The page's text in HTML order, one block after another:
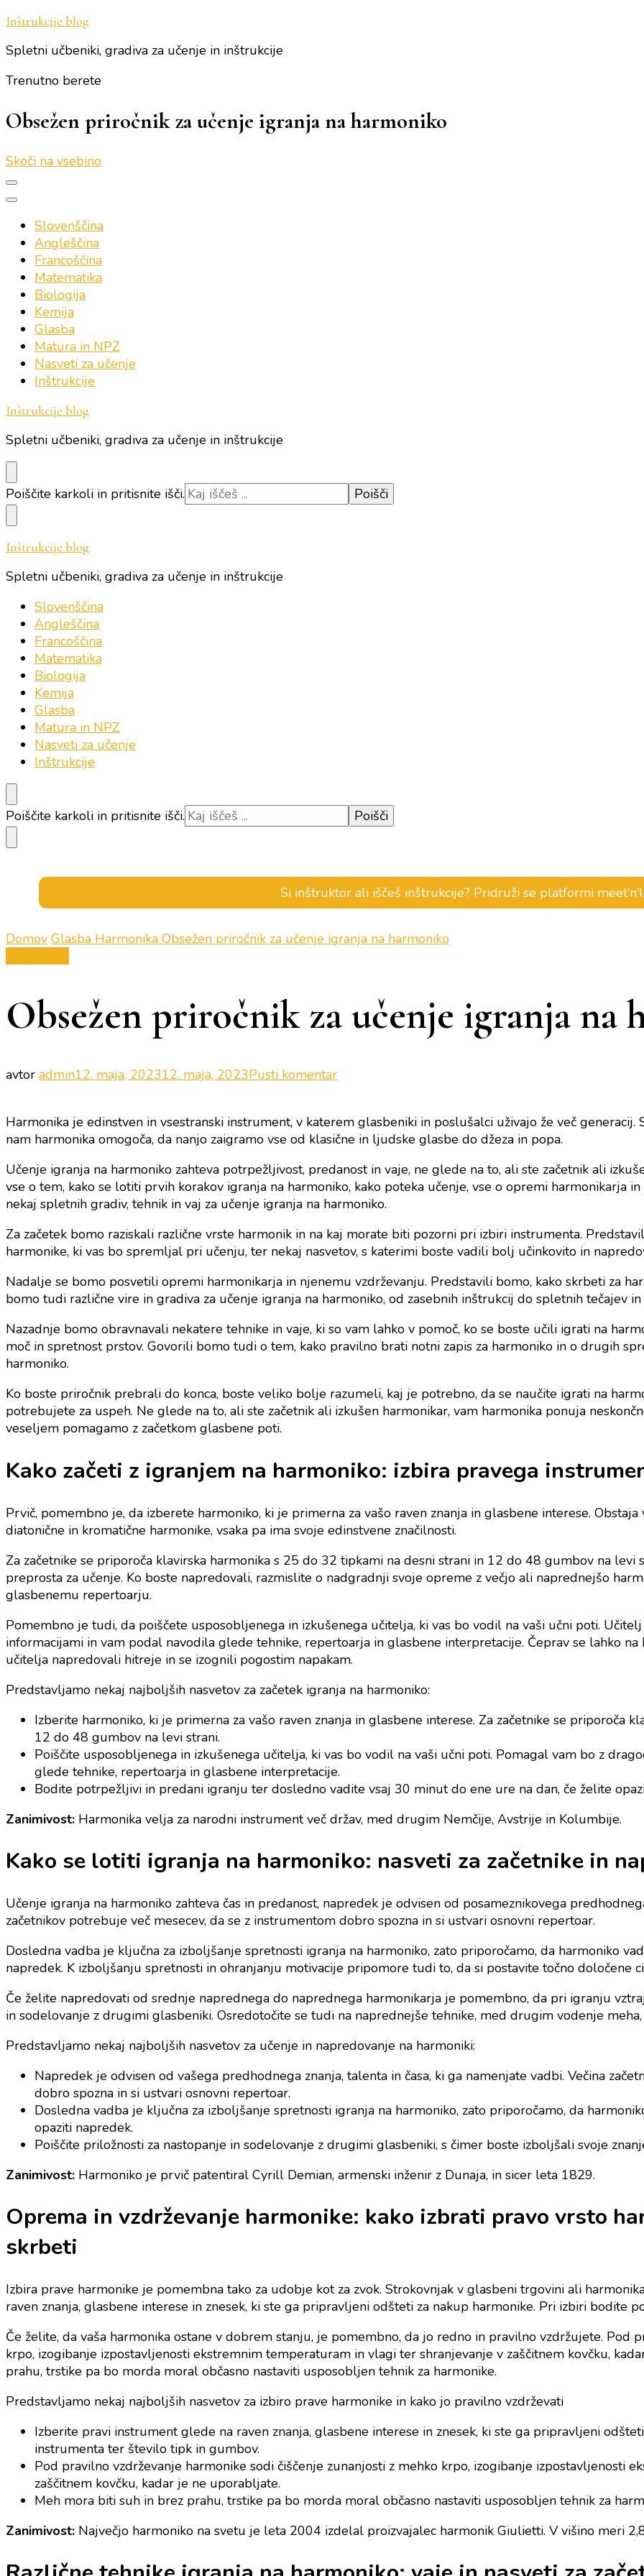
Inštrukcije blog
Spletni učbeniki, gradiva za učenje in inštrukcije
Trenutno berete
Obsežen priročnik za učenje igranja na harmoniko
Skoči na vsebino
Slovenščina
Angleščina
Francoščina
Matematika
Biologija
Kemija
Glasba
Matura in NPZ
Nasveti za učenje
Inštrukcije
Inštrukcije blog
Spletni učbeniki, gradiva za učenje in inštrukcije
Iščeš
kaj?
Poiščite karkoli in pritisnite išči.
Inštrukcije blog
Spletni učbeniki, gradiva za učenje in inštrukcije
Slovenščina
Angleščina
Francoščina
Matematika
Biologija
Kemija
Glasba
Matura in NPZ
Nasveti za učenje
Inštrukcije
Iščeš
kaj?
Poiščite karkoli in pritisnite išči.
Si inštruktor ali iščeš inštrukcije? Pridruži se platformi
Domov Glasba Harmonika Obsežen priročnik za učenje igranja na harmoniko
Obsežen priročnik za učenje igranja na
avtor admin12. maja, 202312. maja, 2023Pusti komentarna
za
učenje
igranja
na
harmoniko
Harmonika je edinstven in vsestranski instrument, v katerem glasbeniki in poslušalci uživajo že več
nam harmonika omogoča, da nanjo zaigramo vse od klasične in ljudske glasbe do džeza in popa.
Učenje igranja na harmoniko zahteva potrpežljivost, predanost in vaje, ne glede na to, ali ste začetnik ali
vse o tem, kako se lotiti prvih korakov igranja na harmoniko, kako poteka učenje, vse o opremi harmonikarja
nekaj spletnih gradiv, tehnik in vaj za učenje igranja na harmoniko.
Za začetek bomo raziskali različne vrste harmonik in na kaj morate biti pozorni pri izbiri instrumenta.
harmonike, ki vas bo spremljal pri učenju, ter nekaj nasvetov, s katerimi boste vadili bolj učinkovito in
Nadalje se bomo posvetili opremi harmonikarja in njenemu vzdrževanju. Predstavili bomo, kako skrbeti za
bomo tudi različne vire in gradiva za učenje igranja na harmoniko, od zasebnih inštrukcij do spletnih tečajev
Nazadnje bomo obravnavali nekatere tehnike in vaje, ki so vam lahko v pomoč, ko se boste učili igrati na
moč in spretnost prstov. Govorili bomo tudi o tem, kako pravilno brati notni zapis za harmoniko in o drugih
harmoniko.
Ko boste priročnik prebrali do konca, boste veliko bolje razumeli, kaj je potrebno, da se naučite igrati na
potrebujete za uspeh. Ne glede na to, ali ste začetnik ali izkušen harmonikar, vam harmonika ponuja
veseljem pomagamo z začetkom glasbene poti.
Kako začeti z igranjem na harmoniko: izbira pravega
Prvič, pomembno je, da izberete harmoniko, ki je primerna za vašo raven znanja in glasbene interese.
diatonične in kromatične harmonike, vsaka pa ima svoje edinstvene značilnosti.
Za začetnike se priporoča klavirska harmonika s 25 do 32 tipkami na desni strani in 12 do 48 gumbov na levi
preprosta za učenje. Ko boste napredovali, razmislite o nadgradnji svoje opreme z večjo ali naprednejšo
glasbenemu repertoarju.
Pomembno je tudi, da poiščete usposobljenega in izkušenega učitelja, ki vas bo vodil na vaši učni poti.
informacijami in vam podal navodila glede tehnike, repertoarja in glasbene interpretacije. Čeprav se lahko
učitelja napredovali hitreje in se izognili pogostim napakam.
Predstavljamo nekaj najboljših nasvetov za začetek igranja na harmoniko:
Izberite harmoniko, ki je primerna za vašo raven znanja in glasbene interese. Za začetnike se priporoča
12 do 48 gumbov na levi strani.
Poiščite usposobljenega in izkušenega učitelja, ki vas bo vodil na vaši učni poti. Pomagal vam bo z
glede tehnike, repertoarja in glasbene interpretacije.
Bodite potrpežljivi in predani igranju ter dosledno vadite vsaj 30 minut do ene ure na dan, če želite
Zanimivost: Harmonika velja za narodni instrument več držav, med drugim Nemčije, Avstrije in Kolumbije.
Kako se lotiti igranja na harmoniko: nasveti za začetnike in
Učenje igranja na harmoniko zahteva čas in predanost, napredek je odvisen od posameznikovega
začetnikov potrebuje več mesecev, da se z instrumentom dobro spozna in si ustvari osnovni repertoar.
Dosledna vadba je ključna za izboljšanje spretnosti igranja na harmoniko, zato priporočamo, da harmoniko
napredek. K izboljšanju spretnosti in ohranjanju motivacije pripomore tudi to, da si postavite točno določene
Če želite napredovati od srednje naprednega do naprednega harmonikarja je pomembno, da pri igranju
in sodelovanje z drugimi glasbeniki. Osredotočite se tudi na naprednejše tehnike, med drugim vodenje
Predstavljamo nekaj najboljših nasvetov za učenje in napredovanje na harmoniki:
Napredek je odvisen od vašega predhodnega znanja, talenta in časa, ki ga namenjate vadbi. Večina
dobro spozna in si ustvari osnovni repertoar.
Dosledna vadba je ključna za izboljšanje spretnosti igranja na harmoniko, zato priporočamo, da
opaziti napredek.
Poiščite priložnosti za nastopanje in sodelovanje z drugimi glasbeniki, s čimer boste izboljšali svoje
Zanimivost: Harmoniko je prvič patentiral Cyrill Demian, armenski inženir z Dunaja, in sicer leta 1829.
Oprema in vzdrževanje harmonike: kako izbrati pravo vrsto
skrbeti
Izbira prave harmonike je pomembna tako za udobje kot za zvok. Strokovnjak v glasbeni trgovini ali
raven znanja, glasbene interese in znesek, ki ste ga pripravljeni odšteti za nakup harmonike. Pri izbiri bodite
Če želite, da vaša harmonika ostane v dobrem stanju, je pomembno, da jo redno in pravilno vzdržujete. Pod
krpo, izogibanje izpostavljenosti ekstremnim temperaturam in vlagi ter shranjevanje v zaščitnem kovčku,
prahu, trstike pa bo morda moral občasno nastaviti usposobljen tehnik za harmonike.
Predstavljamo nekaj najboljših nasvetov za izbiro prave harmonike in kako jo pravilno vzdrževati
Izberite pravi instrument glede na raven znanja, glasbene interese in znesek, ki ste ga pripravljeni
instrumenta ter število tipk in gumbov.
Pod pravilno vzdrževanje harmonike sodi čiščenje zunanjosti z mehko krpo, izogibanje izpostavljenosti
zaščitnem kovčku, kadar je ne uporabljate.
Meh mora biti suh in brez prahu, trstike pa bo morda moral občasno nastaviti usposobljen tehnik za
Zanimivost: Največjo harmoniko na svetu je leta 2004 izdelal proizvajalec harmonik Giulietti. V višino meri